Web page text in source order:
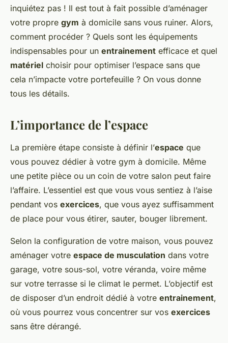
inquiétez pas ! Il est tout à fait possible d’aménager
votre propre gym à domicile sans vous ruiner. Alors,
comment procéder ? Quels sont les équipements
indispensables pour un entrainement efficace et quel
matériel choisir pour optimiser l’espace sans que
cela n’impacte votre portefeuille ? On vous donne
tous les détails.
L’importance de l’espace
La première étape consiste à définir l’espace que
vous pouvez dédier à votre gym à domicile. Même
une petite pièce ou un coin de votre salon peut faire
l’affaire. L’essentiel est que vous vous sentiez à l’aise
pendant vos exercices, que vous ayez suffisamment
de place pour vous étirer, sauter, bouger librement.
Selon la configuration de votre maison, vous pouvez
aménager votre espace de musculation dans votre
garage, votre sous-sol, votre véranda, voire même
sur votre terrasse si le climat le permet. L’objectif est
de disposer d’un endroit dédié à votre entrainement,
où vous pourrez vous concentrer sur vos exercices
sans être dérangé.